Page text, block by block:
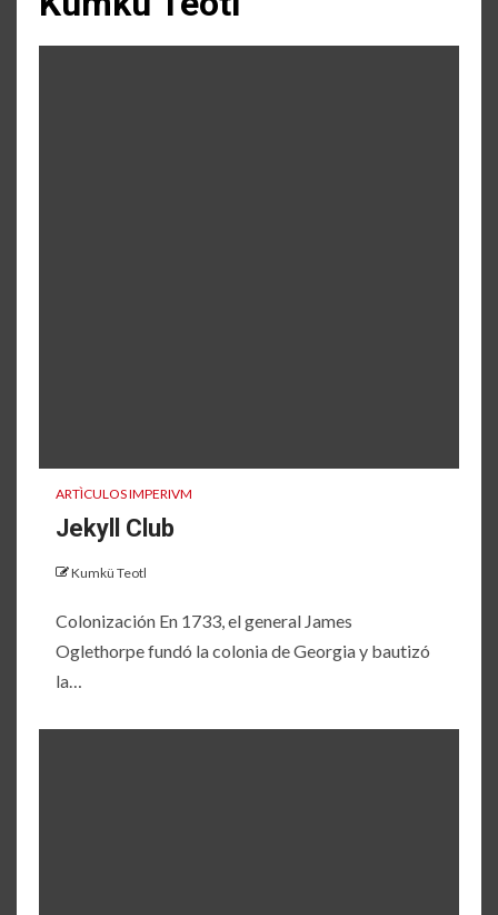
ARTÌCULOS IMPERIVM
Jekyll Club
Kumkü Teotl
Colonización En 1733, el general James
Oglethorpe fundó la colonia de Georgia y bautizó
la…